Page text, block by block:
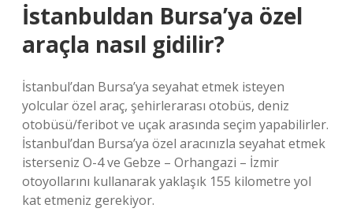
İstanbuldan Bursa’ya özel
araçla nasıl gidilir?
İstanbul’dan Bursa’ya seyahat etmek isteyen
yolcular özel araç, şehirlerarası otobüs, deniz
otobüsü/feribot ve uçak arasında seçim yapabilirler.
İstanbul’dan Bursa’ya özel aracınızla seyahat etmek
isterseniz O-4 ve Gebze – Orhangazi – İzmir
otoyollarını kullanarak yaklaşık 155 kilometre yol
kat etmeniz gerekiyor.